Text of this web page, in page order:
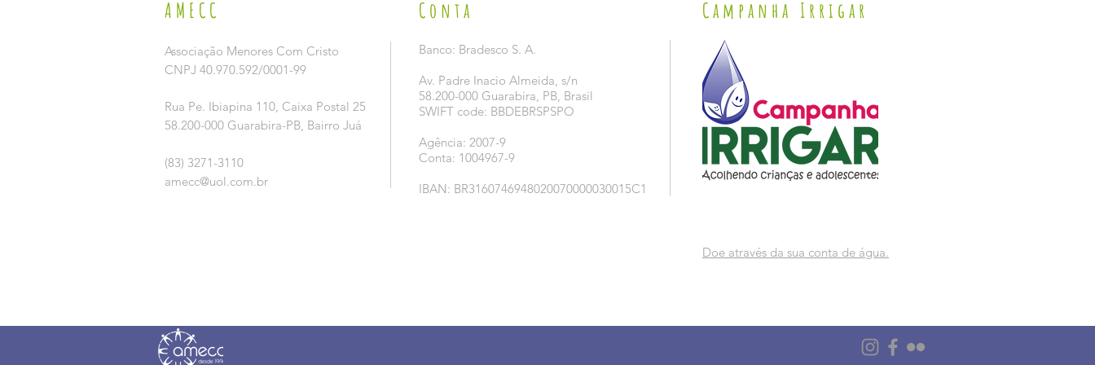
AMECC
Associação Menores Com Cristo
CNPJ 40.970.592/0001-99
Rua Pe. Ibiapina 110, Caixa Postal 25
58.200-000 Guarabira-PB, Bairro Juá
(83) 3271-3110
amecc@uol.com.br
Conta
Banco: Bradesco S. A.
Av. Padre Inacio Almeida, s/n
58.200-000 Guarabira, PB, Brasil
SWIFT code: BBDEBRSPSPO
Agência: 2007-9
Conta: 1004967-9
IBAN: BR3160746948020070000030015C1
Campanha Irrigar
Doe através da sua conta de água.